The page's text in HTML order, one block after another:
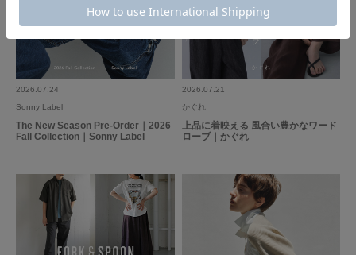
2026.07.24
Sonny Label
The New Season Pre-Order｜2026
Fall Collection｜Sonny Label
2026.07.21
かぐれ
上品に着映える 風合い豊かなワード
ローブ｜かぐれ